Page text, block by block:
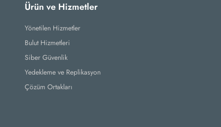
Ürün ve Hizmetler
Yönetilen Hizmetler
Bulut Hizmetleri
Siber Güvenlik
Yedekleme ve Replikasyon
Çözüm Ortakları